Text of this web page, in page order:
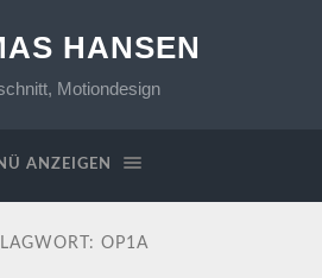
HANSEN
Motiondesign
ANZEIGEN
OP1A